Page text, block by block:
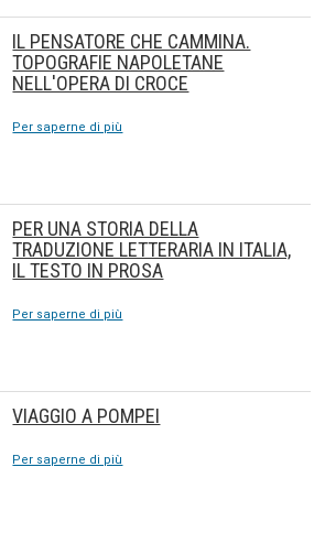
IL PENSATORE CHE CAMMINA.
TOPOGRAFIE NAPOLETANE
NELL'OPERA DI CROCE
Per saperne di più
PER UNA STORIA DELLA
TRADUZIONE LETTERARIA IN ITALIA,
IL TESTO IN PROSA
Per saperne di più
VIAGGIO A POMPEI
Per saperne di più